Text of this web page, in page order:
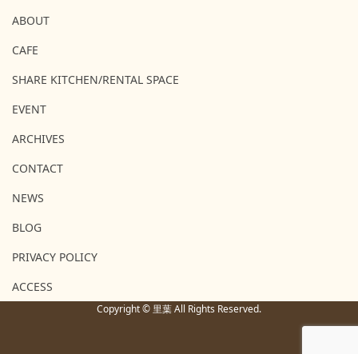
ABOUT
CAFE
SHARE KITCHEN/RENTAL SPACE
EVENT
ARCHIVES
CONTACT
NEWS
BLOG
PRIVACY POLICY
ACCESS
Copyright © 里葉 All Rights Reserved.